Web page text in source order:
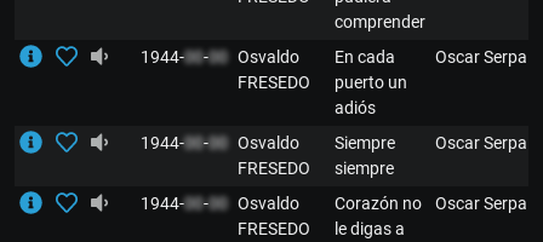
comprender
1944-00-00 Osvaldo
FRESEDO
En cada
puerto un
adiós
Oscar Serpa
1944-00-00 Osvaldo
FRESEDO
Siempre
siempre
Oscar Serpa
1944-00-00 Osvaldo
FRESEDO
Corazón no
le digas a
Oscar Serpa